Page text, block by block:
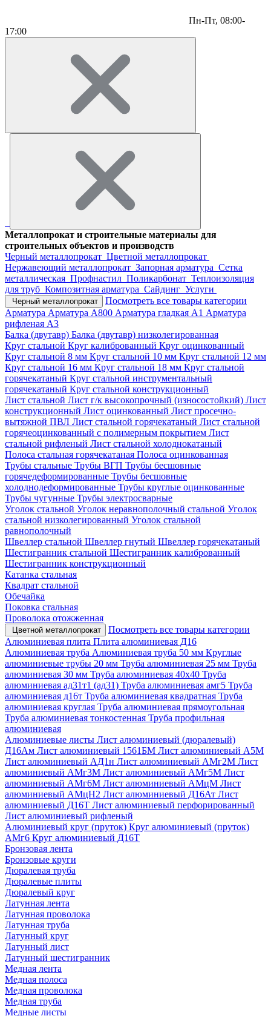
Пн-Пт, 08:00-
17:00
Металлопрокат и строительные материалы для
строительных объектов и производств
Черный металлопрокат Цветной металлопрокат
Нержавеющий металлопрокат Запорная арматура Сетка
металлическая Профнастил Поликарбонат Теплоизоляция
для труб Композитная арматура Сайдинг Услуги
Черный металлопрокат
Посмотреть все товары категории
Арматура Арматура А800 Арматура гладкая А1 Арматура
рифленая А3
Балка (двутавр) Балка (двутавр) низколегированная
Круг стальной Круг калиброванный Круг оцинкованный
Круг стальной 8 мм Круг стальной 10 мм Круг стальной 12 мм
Круг стальной 16 мм Круг стальной 18 мм Круг стальной
горячекатаный Круг стальной инструментальный
горячекатаный Круг стальной конструкционный
Лист стальной Лист г/к высокопрочный (износостойкий) Лист
конструкционный Лист оцинкованный Лист просечно-
вытяжной ПВЛ Лист стальной горячекатаный Лист стальной
горячеоцинкованный с полимерным покрытием Лист
стальной рифленый Лист стальной холоднокатаный
Полоса стальная горячекатаная Полоса оцинкованная
Трубы стальные Трубы ВГП Трубы бесшовные
горячедеформированные Трубы бесшовные
холоднодеформированные Трубы круглые оцинкованные
Трубы чугунные Трубы электросварные
Уголок стальной Уголок неравнополочный стальной Уголок
стальной низколегированный Уголок стальной
равнополочный
Швеллер стальной Швеллер гнутый Швеллер горячекатаный
Шестигранник стальной Шестигранник калиброванный
Шестигранник конструкционный
Катанка стальная
Квадрат стальной
Обечайка
Поковка стальная
Проволока отожженная
Цветной металлопрокат
Посмотреть все товары категории
Алюминиевая плита Плита алюминиевая Д16
Алюминиевая труба Алюминиевая труба 50 мм Круглые
алюминиевые трубы 20 мм Труба алюминиевая 25 мм Труба
алюминиевая 30 мм Труба алюминиевая 40х40 Труба
алюминиевая ад31т1 (ад31) Труба алюминиевая амг5 Труба
алюминиевая д16т Труба алюминиевая квадратная Труба
алюминиевая круглая Труба алюминиевая прямоугольная
Труба алюминиевая тонкостенная Труба профильная
алюминиевая
Алюминиевые листы Лист алюминиевый (дюралевый)
Д16Ам Лист алюминиевый 1561БМ Лист алюминиевый А5М
Лист алюминиевый АД1н Лист алюминиевый АМг2М Лист
алюминиевый АМг3М Лист алюминиевый АМг5М Лист
алюминиевый АМг6М Лист алюминиевый АМцМ Лист
алюминиевый АМцН2 Лист алюминиевый Д16Ат Лист
алюминиевый Д16Т Лист алюминиевый перфорированный
Лист алюминиевый рифленый
Алюминиевый круг (пруток) Круг алюминиевый (пруток)
АМг6 Круг алюминиевый Д16Т
Бронзовая лента
Бронзовые круги
Дюралевая труба
Дюралевые плиты
Дюралевый круг
Латунная лента
Латунная проволока
Латунная труба
Латунный круг
Латунный лист
Латунный шестигранник
Медная лента
Медная полоса
Медная проволока
Медная труба
Медные листы